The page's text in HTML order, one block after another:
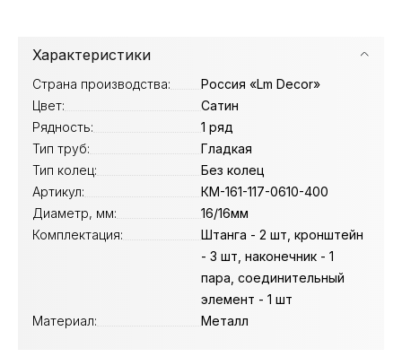
Характеристики
Страна производства:
Россия «Lm Decor»
Цвет:
Сатин
Рядность:
1 ряд
Тип труб:
Гладкая
Тип колец:
Без колец
Артикул:
КМ-161-117-0610-400
Диаметр, мм:
16/16мм
Комплектация:
Штанга - 2 шт, кронштейн
- 3 шт, наконечник - 1
пара, соединительный
элемент - 1 шт
Материал:
Металл